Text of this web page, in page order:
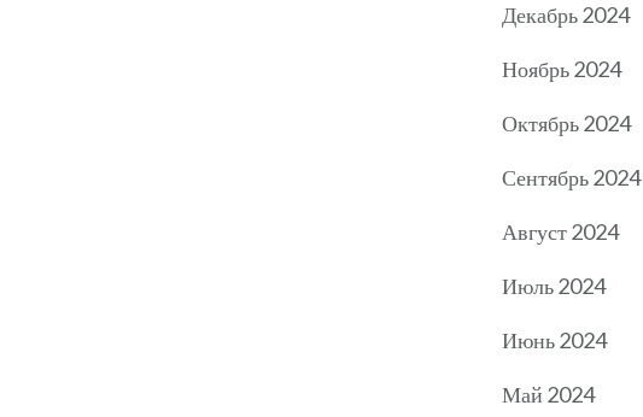
Декабрь 2024
Ноябрь 2024
Октябрь 2024
Сентябрь 2024
Август 2024
Июль 2024
Июнь 2024
Май 2024